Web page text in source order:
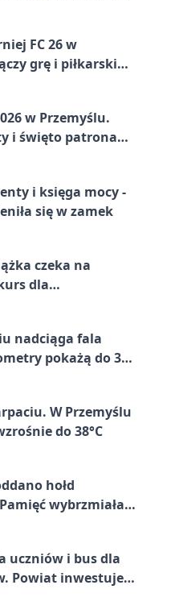
FC 26 w
grę i piłkarski
w Przemyślu.
i święto patrona
i księga mocy -
się w zamek
czeka na
dla
nadciąga fala
pokażą do 36
W Przemyślu
do 38°C
hołd
wybrzmiała
uczniów i bus dla
Powiat inwestuje